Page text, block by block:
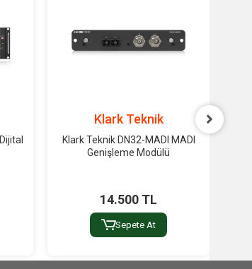
Klark Teknik
Klark Teknik DN32-MADI MADI
Genişleme Modülü
14.500 TL
Sepete At